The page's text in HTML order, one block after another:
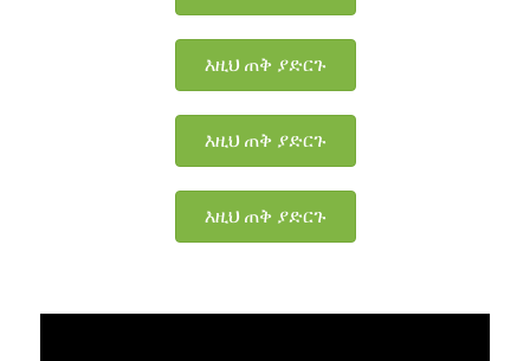
እዚህ ጠቅ ያድርጉ
እዚህ ጠቅ ያድርጉ
እዚህ ጠቅ ያድርጉ